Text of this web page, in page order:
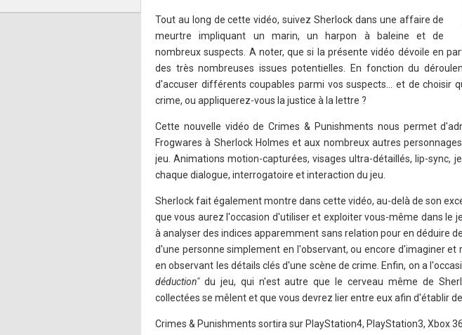
Tout au long de cette vidéo, suivez Sherlock dans une affaire de
meurtre impliquant un marin, un harpon à baleine et de
nombreux suspects. A noter, que si la présente vidéo dévoile en
des très nombreuses issues potentielles. En fonction du
d'accuser différents coupables parmi vos suspects... et de choisir
crime, ou appliquerez-vous la justice à la lettre ?
Cette nouvelle vidéo de Crimes & Punishments nous permet
Frogwares à Sherlock Holmes et aux nombreux autres
jeu. Animations motion-capturées, visages ultra-détaillés, lip-sync,
chaque dialogue, interrogatoire et interaction du jeu.
Sherlock fait également montre dans cette vidéo, au-delà de son
que vous aurez l'occasion d'utiliser et exploiter vous-même dans le
à analyser des indices apparemment sans relation pour en déduire
d'une personne simplement en l'observant, ou encore d'imaginer
en observant les détails clés d'une scène de crime. Enfin, on a
déduction"du jeu, qui n'est autre que le cerveau même de
collectées se mêlent et que vous devrez lier entre eux afin d'établir
Crimes & Punishments sortira sur PlayStation4, PlayStation3, Xbox